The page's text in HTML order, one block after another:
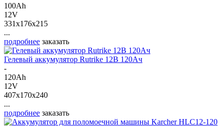
100Ah
12V
331x176x215
...
подробнее заказать
Гелевый аккумулятор Rutrike 12В 120Ач
-
120Ah
12V
407x170x240
...
подробнее заказать